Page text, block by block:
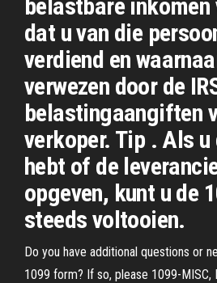
belastbare
dat u van die
verdiend en
verwezen door de
belastingaangiften
verkoper. Tip . Als u
hebt of de
opgeven, kunt u de
steeds voltooien.
Do you have additional questions or
1099 form? If so, please 1099-MISC,